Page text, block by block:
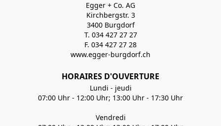
Egger + Co. AG
Kirchbergstr. 3
3400 Burgdorf
T. 034 427 27 27
F. 034 427 27 28
www.egger-burgdorf.ch
HORAIRES D'OUVERTURE
Lundi - jeudi
07:00 Uhr - 12:00 Uhr; 13:00 Uhr - 17:30 Uhr
Vendredi